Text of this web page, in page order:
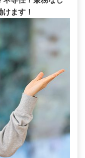
ます！